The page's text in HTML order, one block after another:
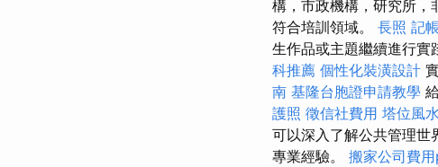
構，市政機構，研究所，
符合培訓領域。 長照 記
生作品或主題繼續進行實
科推薦 個性化裝潢設計
南 基隆台胞證申請教學
護照 徵信社費用 塔位風
可以深入了解公共管理世
專業經驗。 搬家公司費